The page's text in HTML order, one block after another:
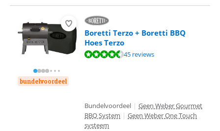
bundelvoordeel
Boretti Terzo + Boretti BBQ
Hoes Terzo
Beoordeling is 9,1 van de 10, gebaseerd op 45 reviews.
45 reviews
Bundelvoordeel | Geen Weber Gourmet
BBQ System | Geen Weber One Touch
systeem